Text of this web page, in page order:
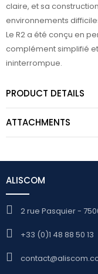
claire, et sa
environnements
Le R2 a été conçu en
complément simplifié
ininterrompue.
PRODUCT DETAILS
ATTACHMENTS
ALISCOM
2 rue Pasquier -
+33 (0)1 48 88 50 13